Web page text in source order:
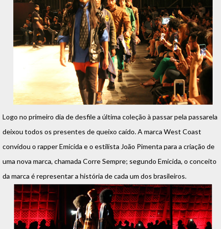
Logo no primeiro dia de desfile a última coleção à passar pela passarela
deixou todos os presentes de queixo caído. A marca West Coast
convidou o rapper Emicida e o estilista João Pimenta para a criação de
uma nova marca, chamada Corre Sempre; segundo Emicida, o conceito
da marca é representar a história de cada um dos brasileiros.